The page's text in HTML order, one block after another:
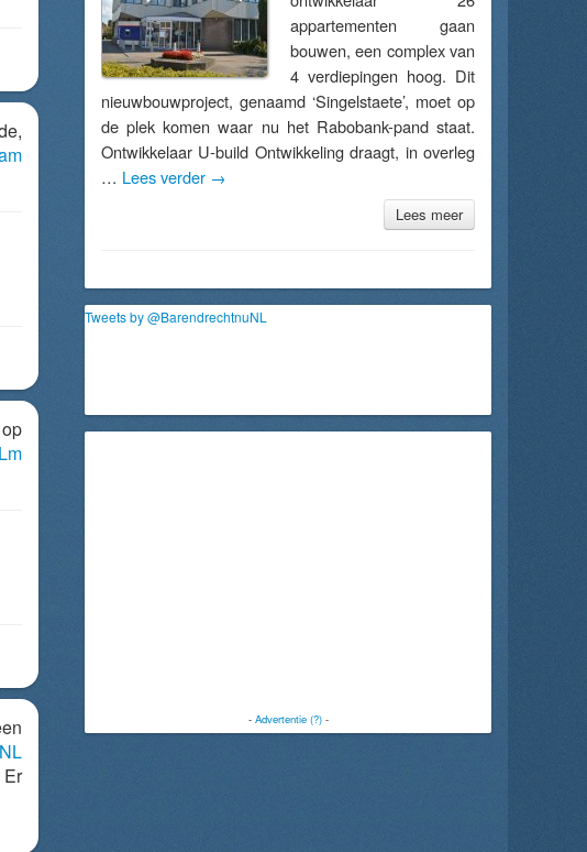
appartementen gaan
bouwen, een complex van
4 verdiepingen hoog. Dit
nieuwbouwproject, genaamd ‘Singelstaete’, moet op
de plek komen waar nu het Rabobank-pand staat.
Ontwikkelaar U-build Ontwikkeling draagt, in overleg
… Lees verder →
Lees meer
Tweets by @BarendrechtnuNL
- Advertentie (?)-